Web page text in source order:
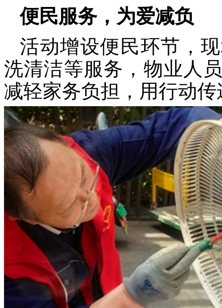
便民服务，为爱减负
活动增设便民环节 ，
洗清洁等服务 ， 物业 人
减轻家务负担，用行动